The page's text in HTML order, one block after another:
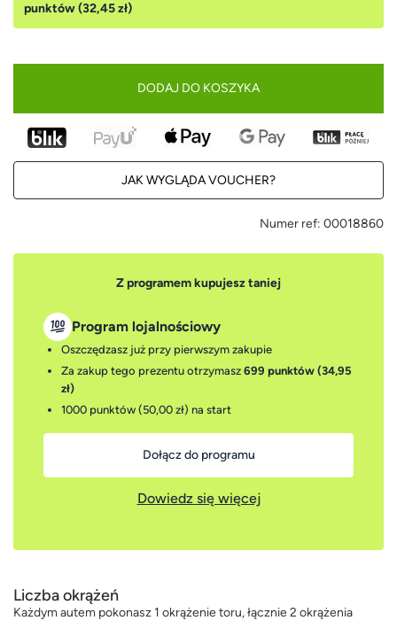
punktów (32,45 zł)
DODAJ DO KOSZYKA
JAK WYGLĄDA VOUCHER?
Numer ref: 00018860
Z programem kupujesz taniej
Program lojalnościowy
Oszczędzasz już przy pierwszym zakupie
Za zakup tego prezentu otrzymasz 699 punktów (34,95
zł)
1000 punktów (50,00 zł) na start
Dołącz do programu
Dowiedz się więcej
Liczba okrążeń
Każdym autem pokonasz 1 okrążenie toru, łącznie 2 okrążenia